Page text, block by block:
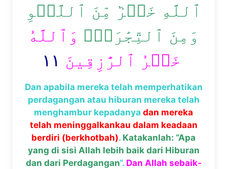
ٱللَّهِ خَيۡرٞ مِّنَ ٱللَّهۡوِ
وَمِنَ ٱلتِّجَٰرَةِۚ وَٱللَّهُ
خَيۡرُ ٱلرَّٰزِقِينَ ١١
Dan apabila mereka telah memperhatikan
perdagangan atau hiburan mereka telah
menghambur kepadanya dan mereka
telah meninggalkankau dalam keadaan
berdiri (berkhotbah). Katakanlah: “Apa
yang di sisi Allah lebih baik dari Hiburan
dan dari Perdagangan“. Dan Allah sebaik-